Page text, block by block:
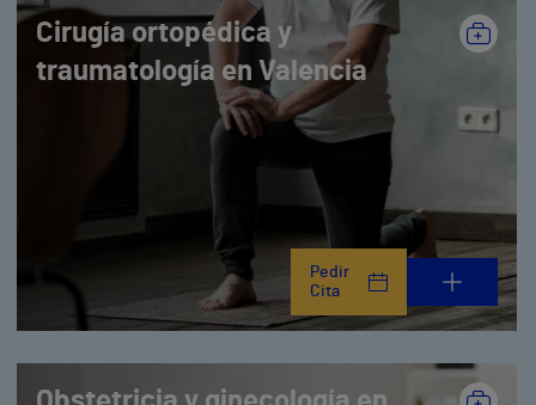
Cirugía ortopédica y
traumatología en Valencia
Pedir
Cita